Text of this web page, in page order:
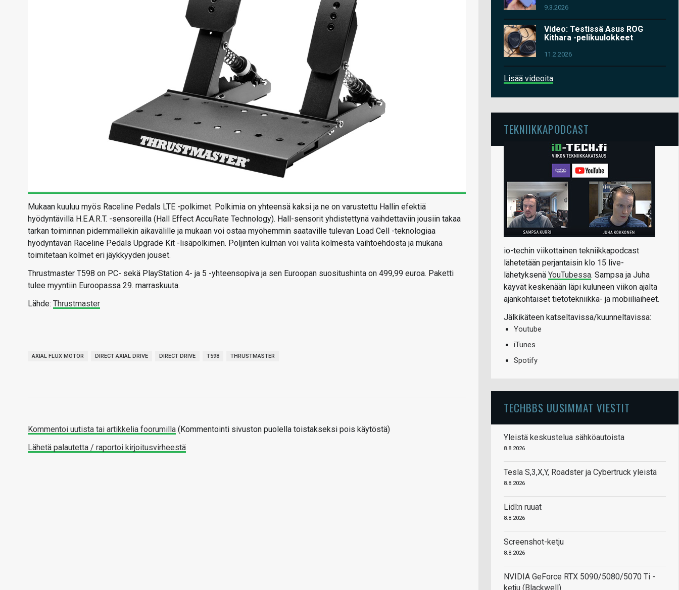
Mukaan kuuluu myös Raceline Pedals LTE -polkimet. Polkimia on yhteensä kaksi ja ne on varustettu Hallin efektiä
hyödyntävillä H.E.A.R.T. -sensoreilla (Hall Effect AccuRate Technology). Hall-sensorit yhdistettynä vaihdettaviin jousiin takaa
tarkan toiminnan pidemmällekin aikavälille ja mukaan voi ostaa myöhemmin saataville tulevan Load Cell -teknologiaa
hyödyntävän Raceline Pedals Upgrade Kit -lisäpolkimen. Poljinten kulman voi valita kolmesta vaihtoehdosta ja mukana
toimitetaan kolmet eri jäykkyyden jouset.
Thrustmaster T598 on PC- sekä PlayStation 4- ja 5 -yhteensopiva ja sen Euroopan suositushinta on 499,99 euroa. Paketti
tulee myyntiin Euroopassa 29. marraskuuta.
Lähde: Thrustmaster
AXIAL FLUX MOTOR DIRECT AXIAL DRIVE DIRECT DRIVE T598 THRUSTMASTER
Kommentoi uutista tai artikkelia foorumilla (Kommentointi sivuston puolella toistakseksi pois käytöstä)
Lähetä palautetta / raportoi kirjoitusvirheestä
9.3.2026
Video: Testissä Asus ROG
Kithara -pelikuulokkeet
11.2.2026
Lisää videoita
TEKNIIKKAPODCAST
io-techin viikottainen tekniikkapodcast
lähetetään perjantaisin klo 15 live-
lähetyksenä YouTubessa. Sampsa ja Juha
käyvät keskenään läpi kuluneen viikon ajalta
ajankohtaiset tietotekniikka- ja mobiiliaiheet.
Jälkikäteen katseltavissa/kuunneltavissa:
Youtube
iTunes
Spotify
TECHBBS UUSIMMAT VIESTIT
Yleistä keskustelua sähköautoista
8.8.2026
Tesla S,3,X,Y, Roadster ja Cybertruck yleistä
8.8.2026
Lidl:n ruuat
8.8.2026
Screenshot-ketju
8.8.2026
NVIDIA GeForce RTX 5090/5080/5070 Ti -
ketju (Blackwell)